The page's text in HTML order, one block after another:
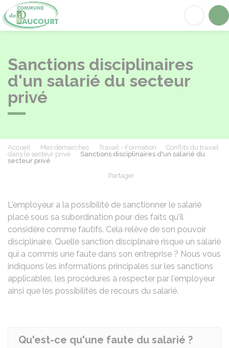
Sanctions disciplinaires
d'un salarié du secteur
privé
Accueil Mes démarches Travail - Formation
Conflits du travail
dans le secteur privé
Sanctions disciplinaires d'un salarié du
secteur privé
Partager
L'employeur a la possibilité de sanctionner le salarié
placé sous sa subordination pour des faits qu'il
considère comme fautifs. Cela relève de son pouvoir
disciplinaire. Quelle sanction disciplinaire risque un salarié
qui a commis une faute dans son entreprise ? Nous vous
indiquons les informations principales sur les sanctions
applicables, les procédures à respecter par l'employeur
ainsi que les possibilités de recours du salarié.
Qu'est-ce qu'une faute du salarié ?